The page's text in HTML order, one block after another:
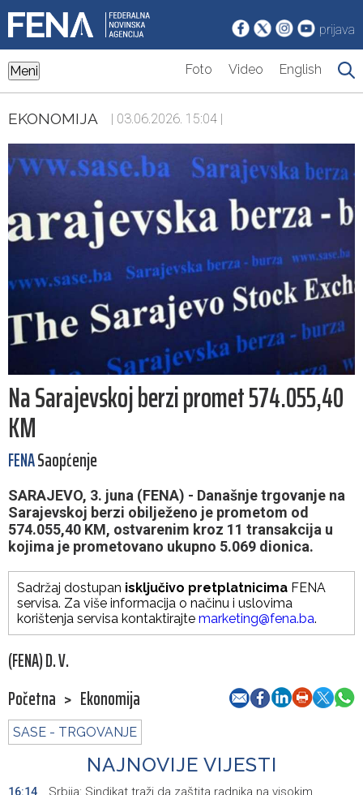
prijava
Meni Foto Video English
EKONOMIJA | 03.06.2026. 15:04 |
Na Sarajevskoj berzi promet 574.055,40
KM
FENASaopćenje
SARAJEVO, 3. juna (FENA) - Današnje trgovanje na
Sarajevskoj berzi obilježeno je prometom od
574.055,40 KM, ostvarenim kroz 11 transakcija u
kojima je prometovano ukupno 5.069 dionica.
Sadržaj dostupan isključivo pretplatnicima FENA
servisa. Za više informacija o načinu i uslovima
korištenja servisa kontaktirajte marketing@fena.ba.
(FENA) D. V.
Početna > Ekonomija
SASE - TRGOVANJE
NAJNOVIJE VIJESTI
16:14